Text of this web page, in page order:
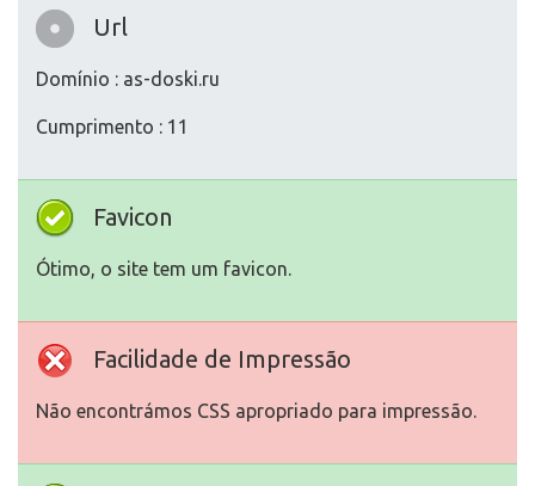
Url
Domínio : as-doski.ru
Cumprimento : 11
Favicon
Ótimo, o site tem um favicon.
Facilidade de Impressão
Não encontrámos CSS apropriado para impressão.